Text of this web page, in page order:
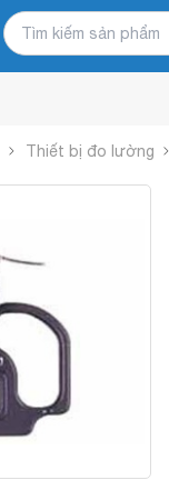
Thiết bị đo lường